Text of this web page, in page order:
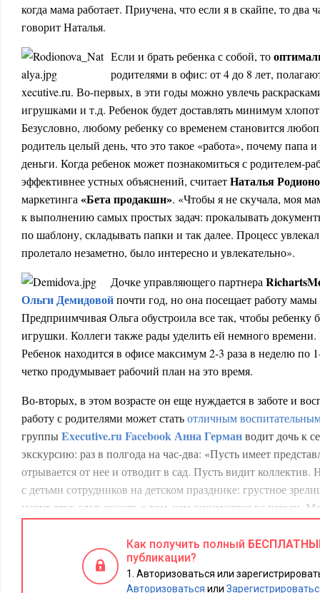
когда мама работает. Приучена, что если я в скайпе, то два
говорит Наталья.
Если и брать ребенка с собой, то
родителями в офис: от 4 до 8 лет,
xecutive.ru. Во-первых, в эти годы можно увлечь
игрушками и т.д. Ребенок будет доставлять минимум
Безусловно, любому ребенку со временем становится
родитель целый день, что это такое «работа», почему папа
деньги. Когда ребенок может познакомиться с родителем-
эффективнее устных объяснений, считаетНаталья
маркетинга «Бета продакшн». «Чтобы я не скучала, моя
к выполнению самых простых задач: прокалывать
по шаблону, складывать папки и так далее. Процесс
пролетало незаметно, было интересно и увлекательно».
Дочке управляющего партнера
Ольги Демидовойпочти год, но она посещает работу
Предприимчивая Ольга обустроила все так, чтобы ребенку
игрушки. Коллеги также рады уделить ей немного
Ребенок находится в офисе максимум 2-3 раза в неделю по
четко продумывает рабочий план на это время.
Во-вторых, в этом возрасте он еще нуждается в заботе и
работу с родителями может статьотличным
группыExecutive.ruFacebookАнна Германводит дочь к
экскурсию: раз в полгода на час-два: «Пусть имеет
отрывается от нее и отводит в сад. Пусть видит
с детьми сотрудников на детском празднике: грустное
могут двух слов сказать о том, чем занимаются родители.
покажу процесс этого самого закаливания рельсов.
занимая ребенка чем-то, в нашей компании нет никакой
показа, что у взрослых есть дела – на мой взгляд, крайне
Как получить полный
публикации?
Авторизоваться или
Авторизоваться или